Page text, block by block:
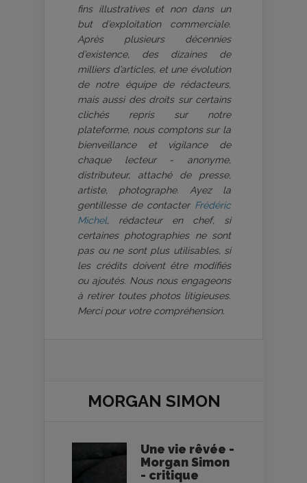
fins illustratives et non dans un
but d’exploitation commerciale.
Après plusieurs décennies
d’existence, des dizaines de
milliers d’articles, et une évolution
de notre équipe de rédacteurs,
mais aussi des droits sur certains
clichés repris sur notre
plateforme, nous comptons sur la
bienveillance et vigilance de
chaque lecteur - anonyme,
distributeur, attaché de presse,
artiste, photographe. Ayez la
gentillesse de contacter Frédéric
Michel, rédacteur en chef, si
certaines photographies ne sont
pas ou ne sont plus utilisables, si
les crédits doivent être modifiés
ou ajoutés. Nous nous engageons
à retirer toutes photos litigieuses.
Merci pour votre compréhension.
MORGAN SIMON
Une vie rêvée -
Morgan Simon
- critique